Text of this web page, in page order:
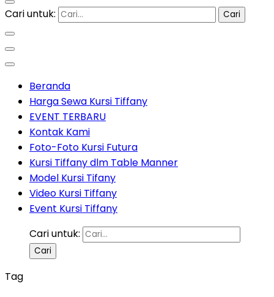
Cari untuk:
Beranda
Harga Sewa Kursi Tiffany
EVENT TERBARU
Kontak Kami
Foto-Foto Kursi Futura
Kursi Tiffany dlm Table Manner
Model Kursi Tifany
Video Kursi Tiffany
Event Kursi Tiffany
Cari untuk:
Tag